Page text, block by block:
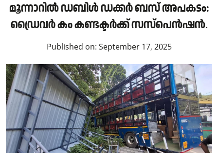
മൂന്നാറിൽ ഡബിൾ ഡക്കർ ബസ് അപകടം:
ഡ്രൈവർ കം കണ്ടക്ടർക്ക് സസ്പെൻഷൻ.
Published on: September 17, 2025